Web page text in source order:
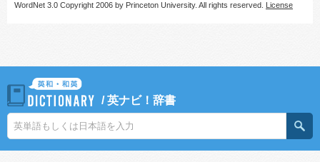
WordNet 3.0 Copyright 2006 by Princeton University. All rights reserved. License
/英ナビ！辞書